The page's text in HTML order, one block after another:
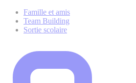
Famille et amis
Team Building
Sortie scolaire